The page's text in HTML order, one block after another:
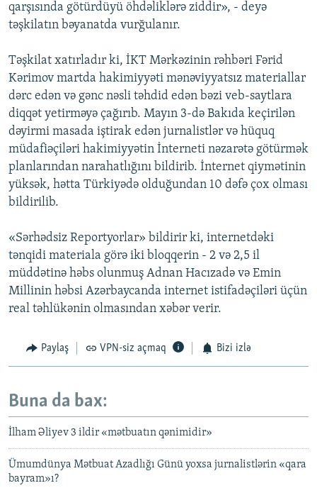
qarşısında götürdüyü öhdəliklərə ziddir», - deyə
təşkilatın bəyanatda vurğulanır.
Təşkilat xatırladır ki, İKT Mərkəzinin rəhbəri Fərid
Kərimov martda hakimiyyəti mənəviyyatsız materiallar
dərc edən və gənc nəsli təhdid edən bəzi veb-saytlara
diqqət yetirməyə çağırıb. Mayın 3-də Bakıda keçirilən
dəyirmi masada iştirak edən jurnalistlər və hüquq
müdafiəçiləri hakimiyyətin İnterneti nəzarətə götürmək
planlarından narahatlığını bildirib. İnternet qiymətinin
yüksək, hətta Türkiyədə olduğundan 10 dəfə çox olması
bildirilib.
«Sərhədsiz Reportyorlar» bildirir ki, internetdəki
tənqidi materiala görə iki bloqqerin - 2 və 2,5 il
müddətinə həbs olunmuş Adnan Hacızadə və Emin
Millinin həbsi Azərbaycanda internet istifadəçiləri üçün
real təhlükənin olmasından xəbər verir.
Paylaş VPN-siz açmaq Bizi izlə
Buna da bax:
İlham Əliyev 3 ildir «mətbuatın qənimidir»
Ümumdünya Mətbuat Azadlığı Günü yoxsa jurnalistlərin «qara
bayram»ı?